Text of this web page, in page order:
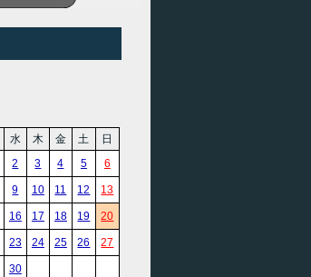
水 木 金 土
日
2 3 4 5 6
9 10 11 12 13
16 17 18 19 20
23 24 25 26 27
30